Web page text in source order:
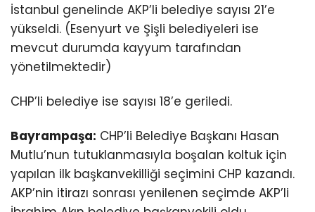
İstanbul genelinde AKP’li belediye sayısı 21’e
yükseldi. (Esenyurt ve Şişli belediyeleri ise
mevcut durumda kayyum tarafından
yönetilmektedir)
CHP’li belediye ise sayısı 18’e geriledi.
Bayrampaşa: CHP’li Belediye Başkanı Hasan
Mutlu’nun tutuklanmasıyla boşalan koltuk için
yapılan ilk başkanvekilliği seçimini CHP kazandı.
AKP’nin itirazı sonrası yenilenen seçimde AKP’li